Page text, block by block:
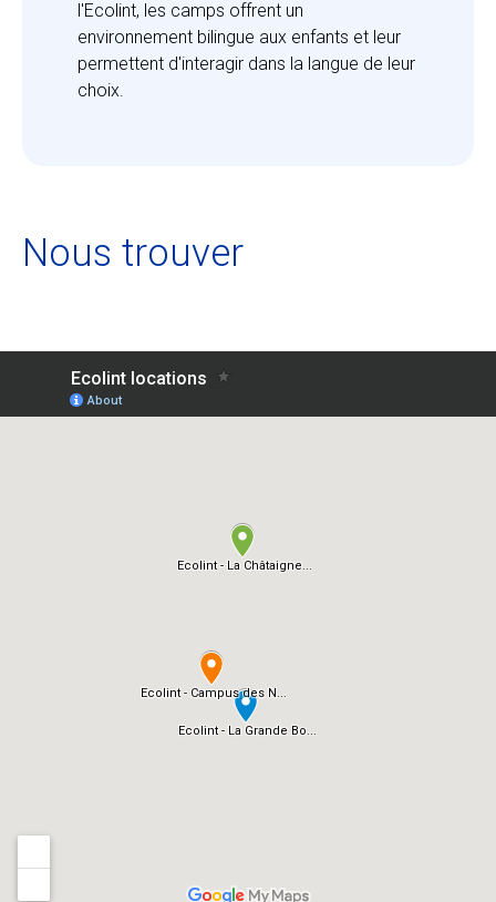
l'Ecolint, les camps offrent un
environnement bilingue aux enfants et leur
permettent d'interagir dans la langue de leur
choix.
Nous trouver